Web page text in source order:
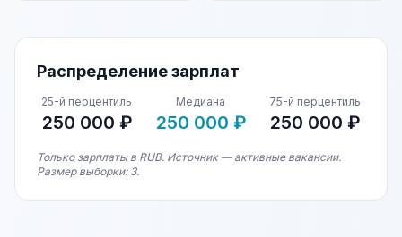
Распределение зарплат
25-й перцентиль
250 000 ₽
Медиана
250 000 ₽
75-й перцентиль
250 000 ₽
Только зарплаты в RUB. Источник — активные вакансии.
Размер выборки: 3.